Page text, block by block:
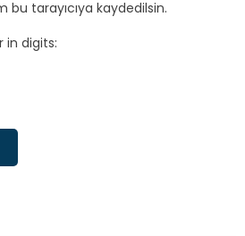
tarayıcıya kaydedilsin.
in digits: